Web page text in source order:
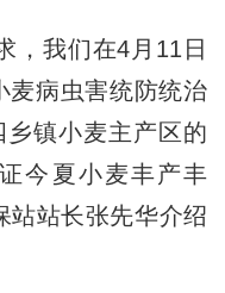
我们在4月11日
麦病虫害统防统治
镇小麦主产区的
今夏小麦丰产丰
站站长张先华介绍